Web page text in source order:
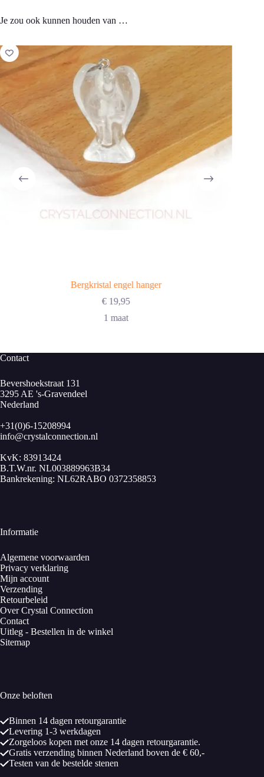
Je zou ook kunnen houden van …
Bergkristal engel hanger
€ 19,95
1 maat
Contact
Bevershoekstraat 131
3295 AE 's-Gravendeel
Nederland
+31(0)6-15208994
info@crystalconnection.nl
KvK: 83913424
B.T.W.nr. NL003889963B34
Bankrekening: NL62RABO 0372358853
Informatie
Algemene voorwaarden
Privacy verklaring
Mijn account
Verzending
Retourbeleid
Over Crystal Connection
Contact
Uitleg - Bestellen in de winkel
Sitemap
Onze beloften
Binnen 14 dagen retourgarantie
Levering 1-3 werkdagen
Zorgeloos kopen met onze 14 dagen retourgarantie.
Gratis verzending binnen Nederland boven de € 60,-
Testen van de bestelde stenen